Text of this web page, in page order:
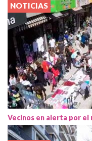
NOTICIAS
Vecinos en alerta por el